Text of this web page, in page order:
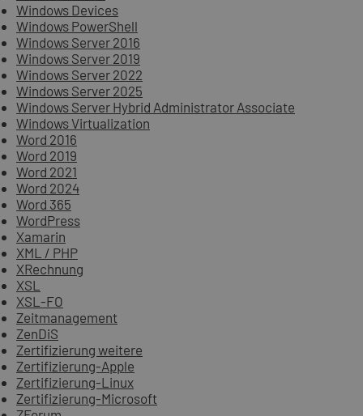
Windows Devices
Windows PowerShell
Windows Server 2016
Windows Server 2019
Windows Server 2022
Windows Server 2025
Windows Server Hybrid Administrator Associate
Windows Virtualization
Word 2016
Word 2019
Word 2021
Word 2024
Word 365
WordPress
Xamarin
XML / PHP
XRechnung
XSL
XSL-FO
Zeitmanagement
ZenDiS
Zertifizierung weitere
Zertifizierung-Apple
Zertifizierung-Linux
Zertifizierung-Microsoft